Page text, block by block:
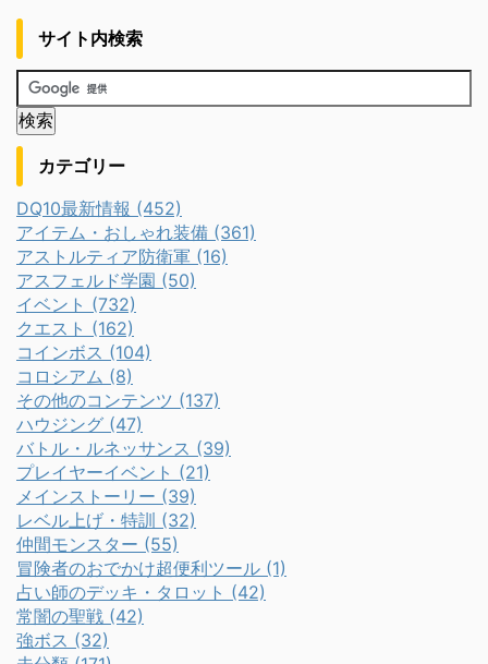
サイト内検索
カテゴリー
DQ10最新情報 (452)
アイテム・おしゃれ装備 (361)
アストルティア防衛軍 (16)
アスフェルド学園 (50)
イベント (732)
クエスト (162)
コインボス (104)
コロシアム (8)
その他のコンテンツ (137)
ハウジング (47)
バトル・ルネッサンス (39)
プレイヤーイベント (21)
メインストーリー (39)
レベル上げ・特訓 (32)
仲間モンスター (55)
冒険者のおでかけ超便利ツール (1)
占い師のデッキ・タロット (42)
常闇の聖戦 (42)
強ボス (32)